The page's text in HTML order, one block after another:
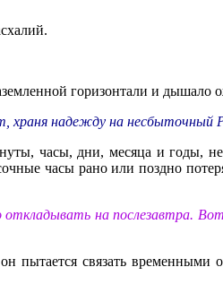
горизонтали и дышало
храня надежду на несбыточный
часы, дни, месяца и годы,
часы рано или поздно
на послезавтра. Вот
пытается связать временными